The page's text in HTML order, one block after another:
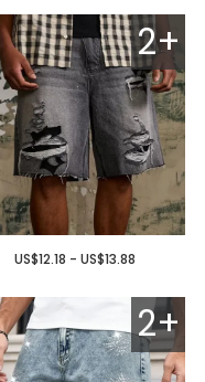
2+
US$12.18 - US$13.88
2+